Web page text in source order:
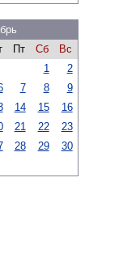
Пт Сб
Вс
1
2
7 8
9
14 15
16
21 22
23
28 29
30